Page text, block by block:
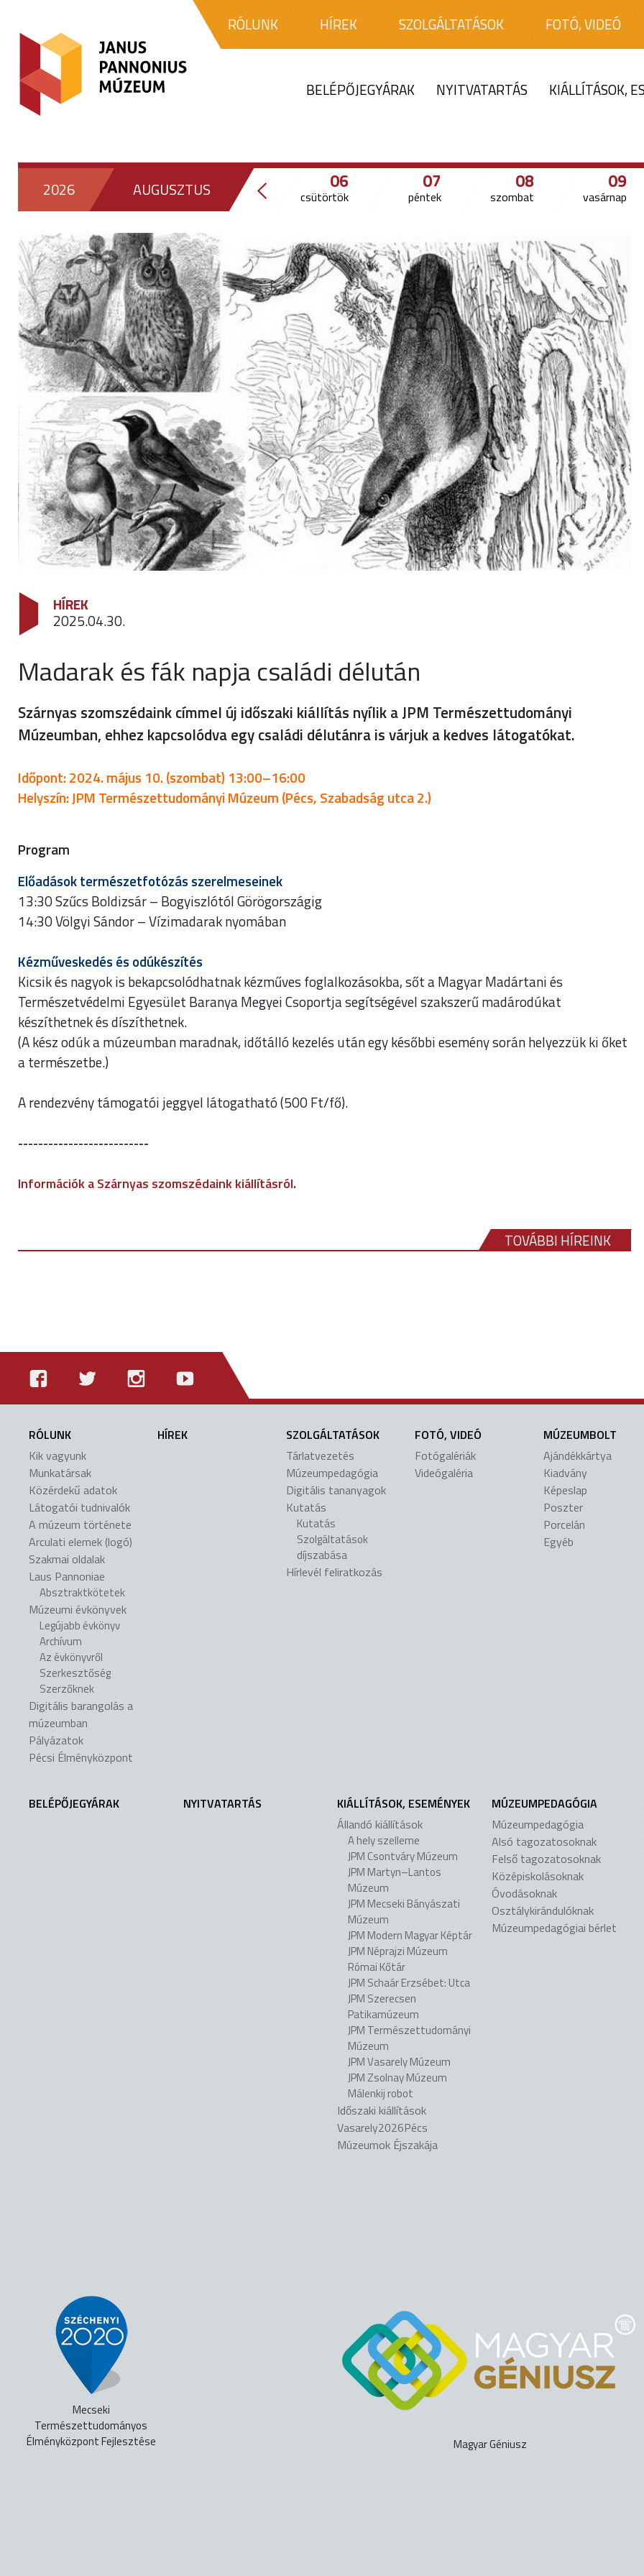
RÓLUNK HÍREK SZOLGÁLTATÁSOK FOTÓ, VIDEÓ
BELÉPŐJEGYÁRAK NYITVATARTÁS KIÁLLÍTÁSOK,
2026 AUGUSZTUS 06
csütörtök
07
péntek
08
szombat
09
vasárnap
HÍREK
2025.04.30.
Madarak és fák napja családi délután
Szárnyas szomszédaink címmel új időszaki kiállítás nyílik a JPM Természettudományi
Múzeumban, ehhez kapcsolódva egy családi délutánra is várjuk a kedves látogatókat.
Időpont: 2024. május 10. (szombat) 13:00–16:00
Helyszín: JPM Természettudományi Múzeum (Pécs, Szabadság utca 2.)
Program
Előadások természetfotózás szerelmeseinek
13:30 Szűcs Boldizsár – Bogyiszlótól Görögországig
14:30 Völgyi Sándor – Vízimadarak nyomában
Kézműveskedés és odúkészítés
Kicsik és nagyok is bekapcsolódhatnak kézműves foglalkozásokba, sőt a Magyar Madártani és
Természetvédelmi Egyesület Baranya Megyei Csoportja segítségével szakszerű madárodúkat
készíthetnek és díszíthetnek.
(A kész odúk a múzeumban maradnak, időtálló kezelés után egy későbbi esemény során helyezzük ki őket
a természetbe.)
A rendezvény támogatói jeggyel látogatható (500 Ft/fő).
--------------------------
Információk a Szárnyas szomszédaink kiállításról.
TOVÁBBI HÍREINK
RÓLUNK
Kik vagyunk
Munkatársak
Közérdekű adatok
Látogatói tudnivalók
A múzeum története
Arculati elemek (logó)
Szakmai oldalak
Laus Pannoniae
Absztraktkötetek
Múzeumi évkönyvek
Legújabb évkönyv
Archívum
Az évkönyvről
Szerkesztőség
Szerzőknek
Digitális barangolás a
múzeumban
Pályázatok
Pécsi Élményközpont
HÍREK
SZOLGÁLTATÁSOK
Tárlatvezetés
Múzeumpedagógia
Digitális tananyagok
Kutatás
Kutatás
Szolgáltatások
díjszabása
Hírlevél feliratkozás
FOTÓ, VIDEÓ
Fotógalériák
Videógaléria
MÚZEUMBOLT
Ajándékkártya
Kiadvány
Képeslap
Poszter
Porcelán
Egyéb
BELÉPŐJEGYÁRAK NYITVATARTÁS
KIÁLLÍTÁSOK, ESEMÉNYEK
Állandó kiállítások
A hely szelleme
JPM Csontváry Múzeum
JPM Martyn–Lantos
Múzeum
JPM Mecseki Bányászati
Múzeum
JPM Modern Magyar Képtár
JPM Néprajzi Múzeum
Római Kőtár
JPM Schaár Erzsébet: Utca
JPM Szerecsen
Patikamúzeum
JPM Természettudományi
Múzeum
JPM Vasarely Múzeum
JPM Zsolnay Múzeum
Málenkij robot
Időszaki kiállítások
Vasarely2026Pécs
Múzeumok Éjszakája
MÚZEUMPEDAGÓGIA
Múzeumpedagógia
Alsó tagozatosoknak
Felső tagozatosoknak
Középiskolásoknak
Óvodásoknak
Osztálykirándulóknak
Múzeumpedagógiai bérlet
Mecseki
Természettudományos
Élményközpont Fejlesztése
Magyar Géniusz